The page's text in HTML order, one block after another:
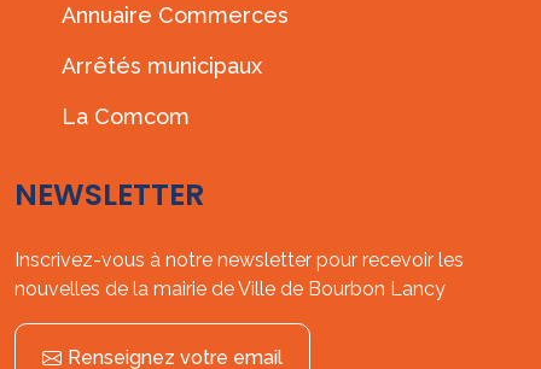
Annuaire Commerces
Arrêtés municipaux
La Comcom
NEWSLETTER
Inscrivez-vous à notre newsletter pour recevoir les
nouvelles de la mairie de Ville de Bourbon Lancy
Renseignez votre email